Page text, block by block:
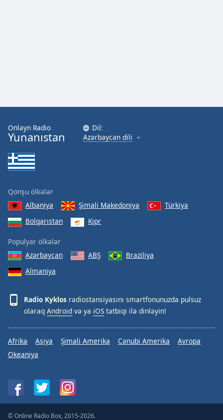
Onlayn Radio
Yunanıstan
Dil:
Azərbaycan dili
Qonşu ölkələr
Albaniya
Şimali Makedoniya
Türkiyə
Bolqarıstan
Kipr
Populyar ölkələr
Azərbaycan
ABŞ
Braziliya
Almaniya
Radio Kyklos radiostansiyasını smartfonunuzda pulsuz
olaraq Android və ya iOS tətbiqi ilə dinləyin!
Afrika Asiya Şimali Amerika Cənubi Amerika
Avropa
Okeaniya
© Online Radio Box, 2015-2026.